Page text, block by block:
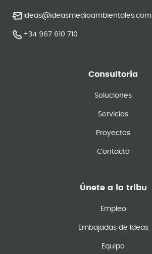
ideas@ideasmedioambientales.com
+34 967 610 710
Consultoría
Soluciones
Servicios
Proyectos
Contacto
Únete a la tribu
Empleo
Embajadas de Ideas
Equipo